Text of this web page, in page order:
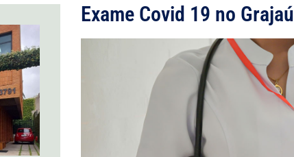
Exame Covid 19 no Grajaú